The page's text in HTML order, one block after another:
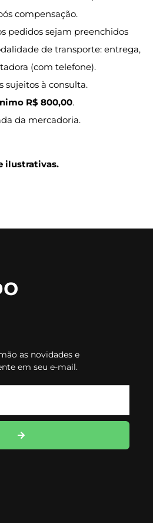
compensação.
pedidos sejam preenchidos
de transporte: entrega,
(com telefone).
sujeitos à consulta.
R$ 800,00.
da mercadoria.
ilustrativas.
as novidades e
em seu e-mail.